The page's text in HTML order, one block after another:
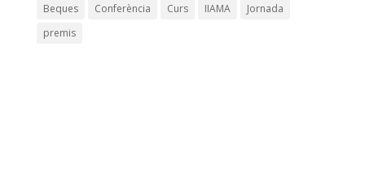
Beques Conferència Curs IIAMA
Jornada
premis